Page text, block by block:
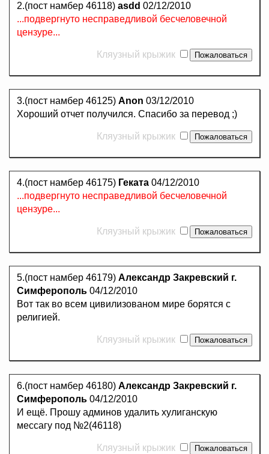
2.(пост намбер 46118) asdd 02/12/2010
...подвергнуто несправедливой бесчеловечной
цензуре...
Кляузный крыжик
3.(пост намбер 46125) Anon 03/12/2010
Хороший отчет получился. Спасибо за перевод ;)
Кляузный крыжик
4.(пост намбер 46175) Геката 04/12/2010
...подвергнуто несправедливой бесчеловечной
цензуре...
Кляузный крыжик
5.(пост намбер 46179) Александр Закревский г.
Симферополь 04/12/2010
Вот так во всем цивилизованом мире борятся с
религией.
Кляузный крыжик
6.(пост намбер 46180) Александр Закревский г.
Симферополь 04/12/2010
И ещё. Прошу админов удалить хулиганскую
мессагу под №2(46118)
Кляузный крыжик